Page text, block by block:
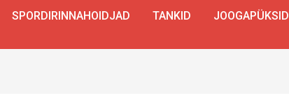
SPORDIRINNAHOIDJAD TANKID JOOGAPÜKSID